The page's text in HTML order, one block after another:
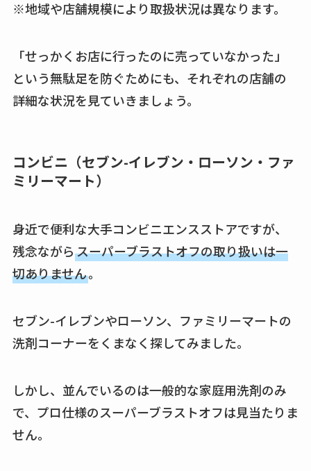
※地域や店舗規模により取扱状況は異なります。
「せっかくお店に行ったのに売っていなかった」
という無駄足を防ぐためにも、それぞれの店舗の
詳細な状況を見ていきましょう。
コンビニ（セブン-イレブン・ローソン・ファ
ミリーマート）
身近で便利な大手コンビニエンスストアですが、
残念ながらスーパーブラストオフの取り扱いは一
切ありません。
セブン-イレブンやローソン、ファミリーマートの
洗剤コーナーをくまなく探してみました。
しかし、並んでいるのは一般的な家庭用洗剤のみ
で、プロ仕様のスーパーブラストオフは見当たりま
せん。